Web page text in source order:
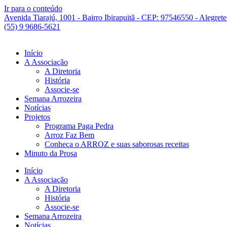
Ir para o conteúdo
Avenida Tiarajú, 1001 - Bairro Ibirapuitã - CEP: 97546550 -
(55) 9 9686-5621
Início
A Associação
A Diretoria
História
Associe-se
Semana Arrozeira
Notícias
Projetos
Programa Paga Pedra
Arroz Faz Bem
Conheça o ARROZ e suas saborosas receitas
Minuto da Prosa
Início
A Associação
A Diretoria
História
Associe-se
Semana Arrozeira
Notícias